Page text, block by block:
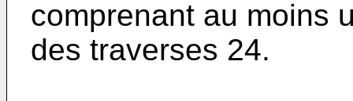
comprenant au moins
des traverses 24.